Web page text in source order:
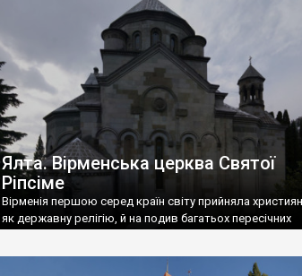
називаються «повстяками» (postaki)…” “Вино. Крим
виробляє відмінне вино і його вдосталь: воно все
легке біле і дуже […]
Ялта. Вірменська церква Святої
Ріпсіме
Вірменія першою серед країн світу прийняла
як державну релігію, й на подив багатьох пересічних